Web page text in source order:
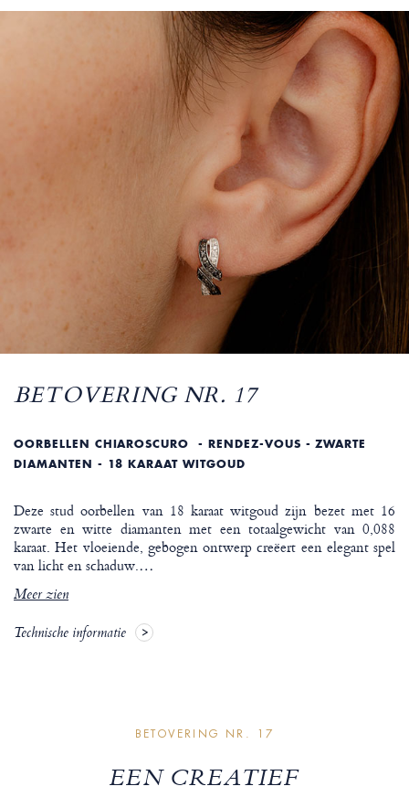
BETOVERING NR. 17
OORBELLEN CHIAROSCURO - RENDEZ-VOUS - ZWARTE
DIAMANTEN - 18 KARAAT WITGOUD
Deze stud oorbellen van 18 karaat witgoud zijn bezet met 16
zwarte en witte diamanten met een totaalgewicht van 0,088
karaat. Het vloeiende, gebogen ontwerp creëert een elegant spel
van licht en schaduw.…
Meer zien
Technische informatie
BETOVERING NR. 17
EEN CREATIEF